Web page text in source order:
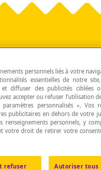
personnels liés à votre
essentielles de notre
diffuser des publicités ciblées
accepter ou refuser l’utilisation
personnalisés ». Vos
publicitaires en dehors de votre
personnels, y
votre droit de retirer votre
refuser Autoriser tous